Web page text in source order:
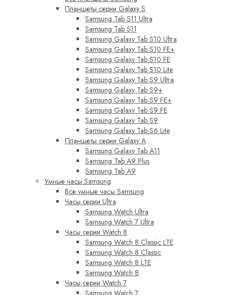
Планшеты серии Galaxy S
Samsung Tab S11 Ultra
Samsung Tab S11
Samsung Galaxy Tab S10 Ultra
Samsung Galaxy Tab S10 FE+
Samsung Galaxy Tab S10 FE
Samsung Galaxy Tab S10 Lite
Samsung Galaxy Tab S9 Ultra
Samsung Galaxy Tab S9+
Samsung Galaxy Tab S9 FE+
Samsung Galaxy Tab S9 FE
Samsung Galaxy Tab S9
Samsung Galaxy Tab S6 Lite
Планшеты серии Galaxy A
Samsung Galaxy Tab A11
Samsung Tab A9 Plus
Samsung Tab A9
Умные часы Samsung
Все умные часы Samsung
Часы серии Ultra
Samsung Watch Ultra
Samsung Watch 7 Ultra
Часы серии Watch 8
Samsung Watch 8 Classic LTE
Samsung Watch 8 Classic
Samsung Watch 8 LTE
Samsung Watch 8
Часы серии Watch 7